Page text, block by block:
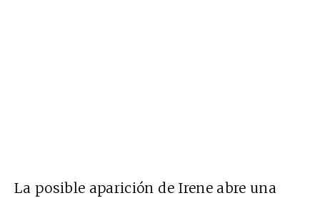
La posible aparición de Irene abre una